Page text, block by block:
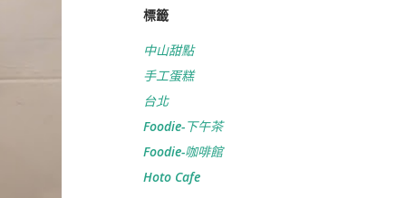
標籤
中山甜點
手工蛋糕
台北
Foodie-下午茶
Foodie-咖啡館
Hoto Cafe